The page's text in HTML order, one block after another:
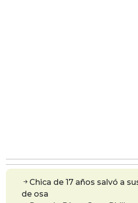
Chica de 17 años salvó a
de osa